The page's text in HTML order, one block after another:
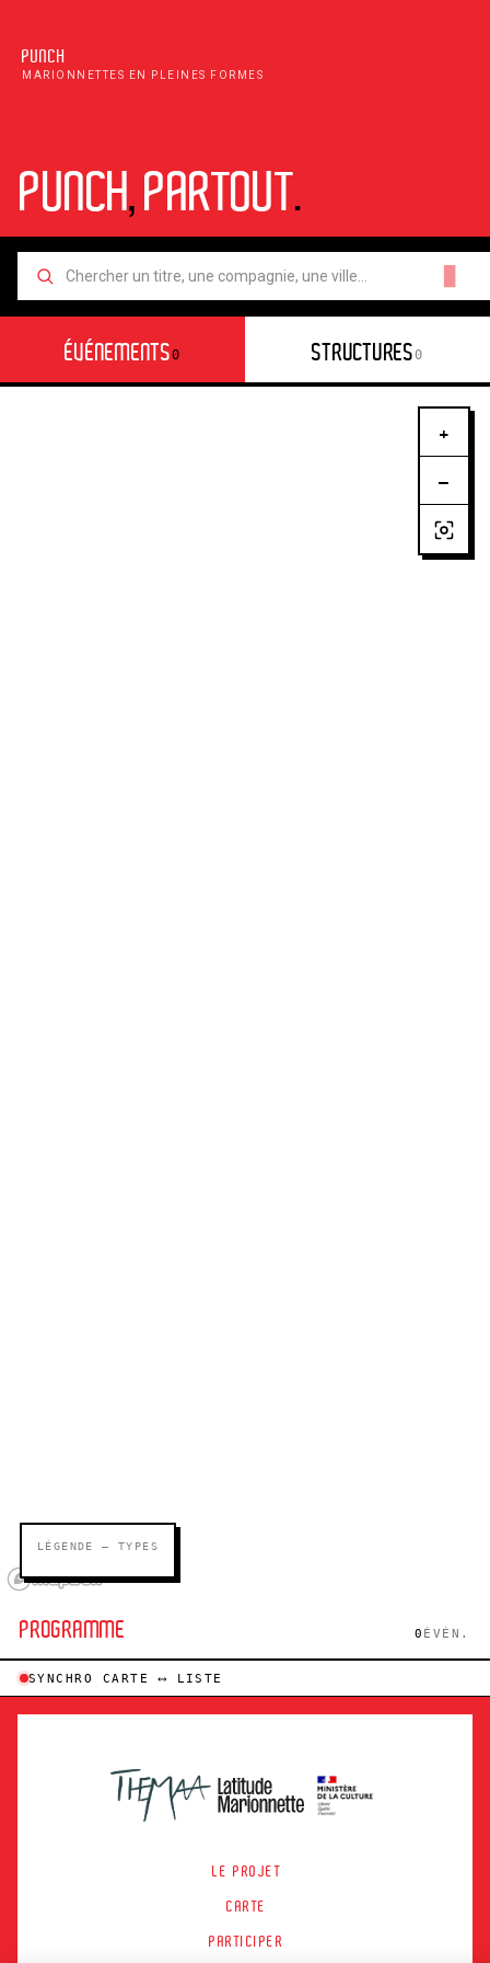
PUNCH
MARIONNETTES EN PLEINES FORMES
PUNCH,PARTOUT.
ÉVÉNEMENTS0 STRUCTURES0
+
−
LÉGENDE — TYPES
PROGRAMME 0 ÉVÉN.
SYNCHRO CARTE ⟷ LISTE
LE PROJET
CARTE
PARTICIPER